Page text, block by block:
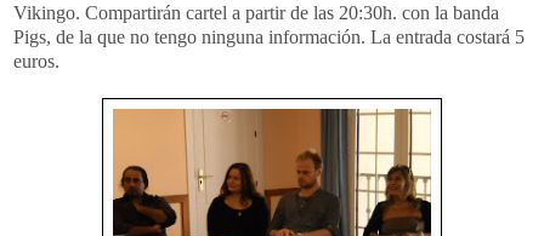
Vikingo. Compartirán cartel a partir de las 20:30h. con la banda
Pigs, de la que no tengo ninguna información. La entrada costará 5
euros.